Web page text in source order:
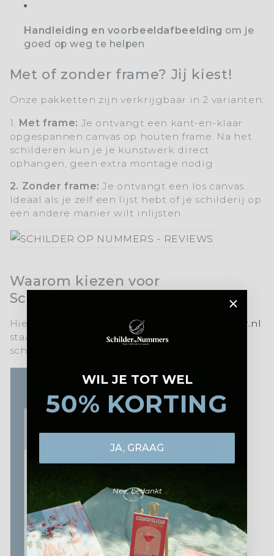
Handleiding en voorbeeldafbeelding om je
goed op weg te helpen
Met of zonder frame? Jij kiest!
Onze pakketten zijn verkrijgbaar in 2 varianten:
1. Met frame: Je ontvangt een kant-en-klaar
opgespannen canvas op houten frame. Na het
schilderen kun je je kunstwerk direct
ophangen, geen extra montage nodig
2. Zonder frame: Je ontvangt een los canvas.
Ideaal als je zelf een lijst hebt of je schilderij op
een andere manier wilt inlijsten.
Waarom kiezen voor
SchilderOpNr.nl?
Hier is een korte uitleg waarom
schilperopnr.nl
staat voor topkwaliteit en een unieke
schilderervaring:
WIL JE TOT WEL
50% KORTING
JA, GRAAG
Nee, bedankt